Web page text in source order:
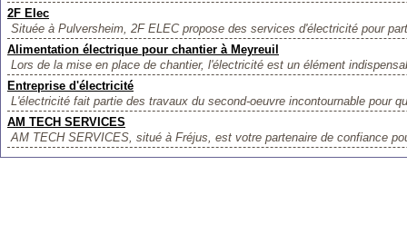
2F Elec
Située à Pulversheim, 2F ELEC propose des services d'électricité pour
Alimentation électrique pour chantier à Meyreuil
Lors de la mise en place de chantier, l'électricité est un élément
Entreprise d'électricité
L'électricité fait partie des travaux du second-oeuvre incontournable pour
AM TECH SERVICES
AM TECH SERVICES, situé à Fréjus, est votre partenaire de confiance